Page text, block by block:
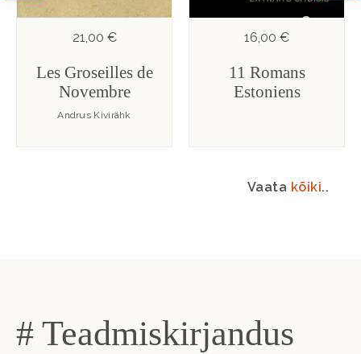
21,00 €
Les Groseilles de
Novembre
Andrus Kivirähk
16,00 €
11 Romans
Estoniens
Vaata kõiki..
# Teadmiskirjandus